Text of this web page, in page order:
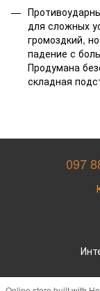
для сложных
громоздкий,
падение с
Продумана
складная
097